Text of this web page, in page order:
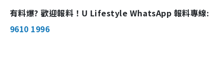
有料爆? 歡迎報料！U Lifestyle WhatsApp 報料專線:
9610 1996